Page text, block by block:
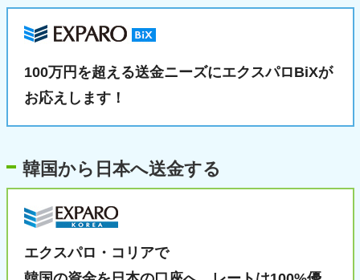
100万円を超える送金ニーズにエクスパロBiXが
お応えします！
韓国から日本へ送金する
エクスパロ・コリアで